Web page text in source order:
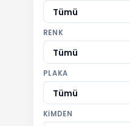
Tümü
RENK
Tümü
PLAKA
Tümü
KIMDEN